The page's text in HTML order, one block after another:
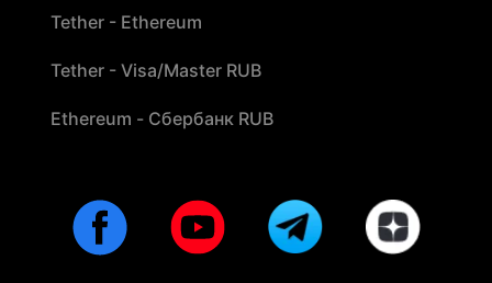
Tether - Ethereum
Tether - Visa/Master RUB
Ethereum - Сбербанк RUB